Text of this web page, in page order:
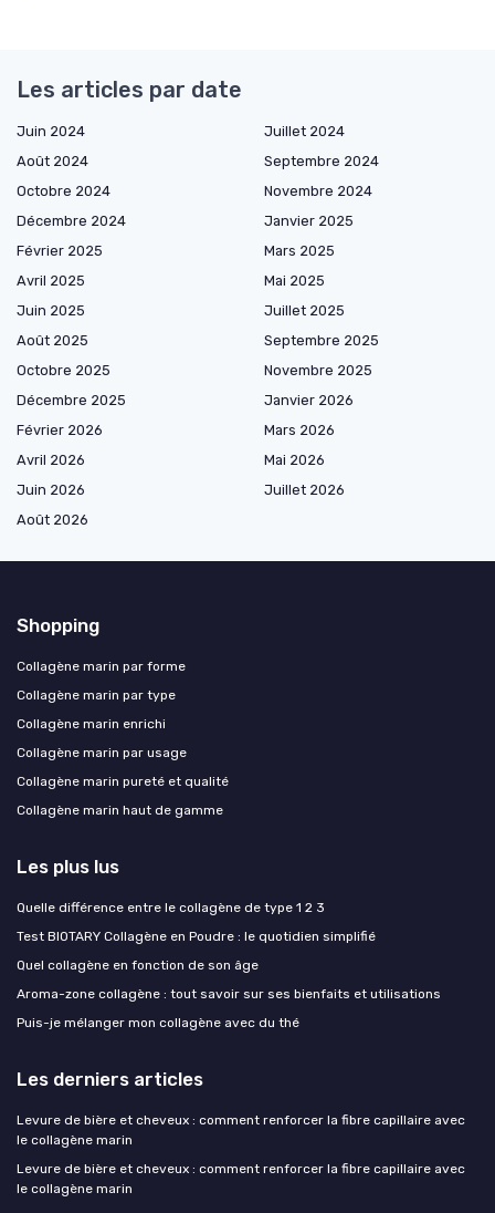
Les articles par date
Juin 2024
Juillet 2024
Août 2024
Septembre 2024
Octobre 2024
Novembre 2024
Décembre 2024
Janvier 2025
Février 2025
Mars 2025
Avril 2025
Mai 2025
Juin 2025
Juillet 2025
Août 2025
Septembre 2025
Octobre 2025
Novembre 2025
Décembre 2025
Janvier 2026
Février 2026
Mars 2026
Avril 2026
Mai 2026
Juin 2026
Juillet 2026
Août 2026
Shopping
Collagène marin par forme
Collagène marin par type
Collagène marin enrichi
Collagène marin par usage
Collagène marin pureté et qualité
Collagène marin haut de gamme
Les plus lus
Quelle différence entre le collagène de type 1 2 3
Test BIOTARY Collagène en Poudre : le quotidien simplifié
Quel collagène en fonction de son âge
Aroma-zone collagène : tout savoir sur ses bienfaits et utilisations
Puis-je mélanger mon collagène avec du thé
Les derniers articles
Levure de bière et cheveux : comment renforcer la fibre capillaire avec
le collagène marin
Levure de bière et cheveux : comment renforcer la fibre capillaire avec
le collagène marin